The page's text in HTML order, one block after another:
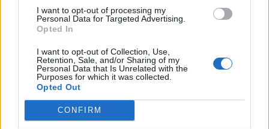
I want to opt-out of processing my
Personal Data for Targeted Advertising.
Opted In
I want to opt-out of Collection, Use,
Retention, Sale, and/or Sharing of my
Personal Data that Is Unrelated with the
Purposes for which it was collected.
Opted Out
CONFIRM
UUTISET
Leskeneläke ei kuulu kaikille –
Kela muistuttaa tärkeästä
ikärajasta